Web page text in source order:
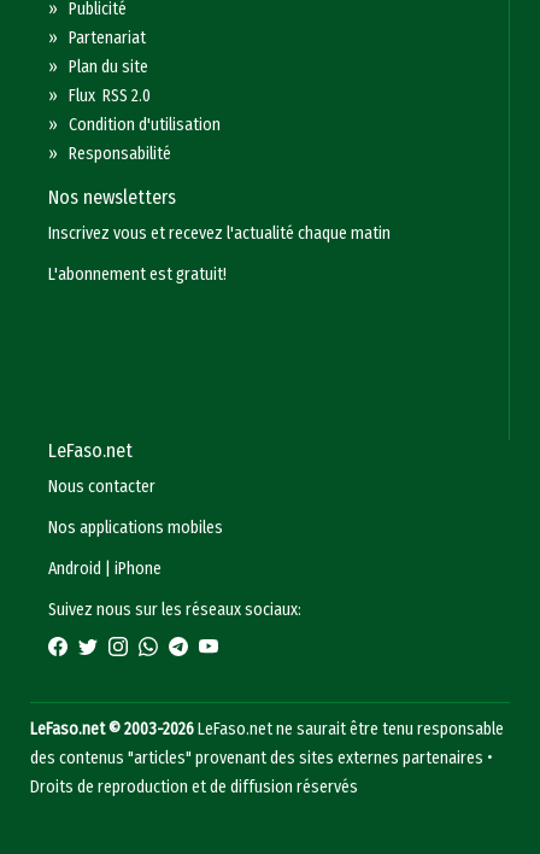
»Publicité
»Partenariat
»Plan du site
»Flux RSS 2.0
»Condition d'utilisation
»Responsabilité
Nos newsletters
Inscrivez vous et recevez l'actualité chaque matin
L'abonnement est gratuit!
LeFaso.net
Nous contacter
Nos applications mobiles
Android
|iPhone
Suivez nous sur les réseaux sociaux:
LeFaso.net © 2003-2026LeFaso.net ne saurait être tenu responsable
des contenus "articles" provenant des sites externes partenaires •
Droits de reproduction et de diffusion réservés